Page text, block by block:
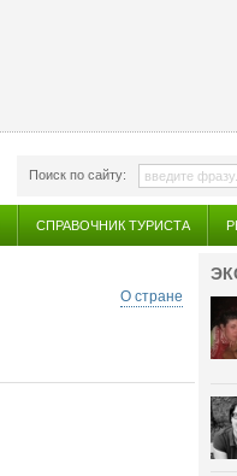
Поиск по сайту:
СПРАВОЧНИК ТУРИСТА
О стране